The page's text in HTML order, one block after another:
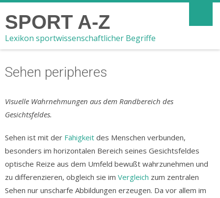
SPORT A-Z
Lexikon sportwissenschaftlicher Begriffe
Sehen peripheres
Visuelle Wahrnehmungen aus dem Randbereich des
Gesichtsfeldes.
Sehen ist mit der Fähigkeit des Menschen verbunden,
besonders im horizontalen Bereich seines Gesichtsfeldes
optische Reize aus dem Umfeld bewußt wahrzunehmen und
zu differenzieren, obgleich sie im Vergleich zum zentralen
Sehen nur unscharfe Abbildungen erzeugen. Da vor allem im